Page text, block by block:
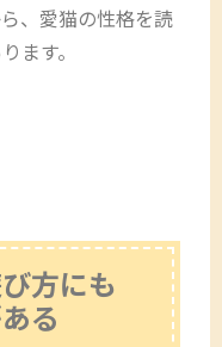
、愛猫の性格を読
ます。
方にも
る